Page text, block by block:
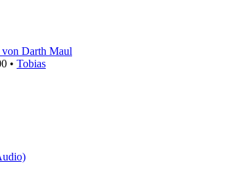
von Darth Maul
• Tobias